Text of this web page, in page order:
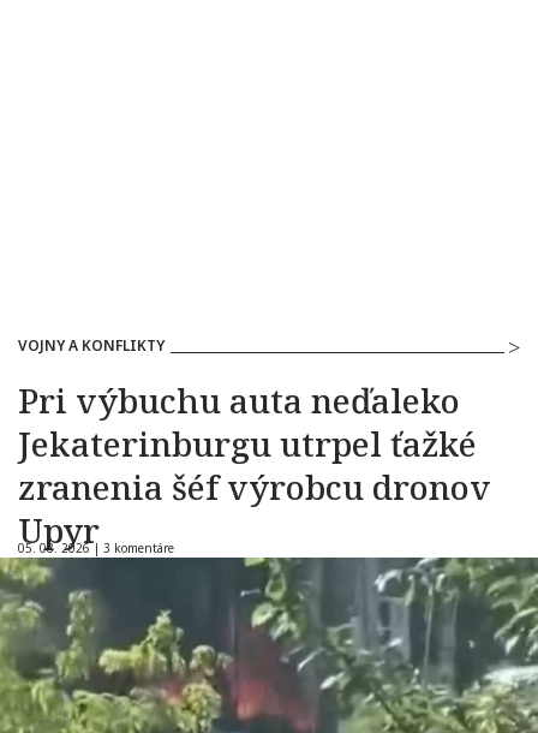
VOJNY A KONFLIKTY
Pri výbuchu auta neďaleko
Jekaterinburgu utrpel ťažké
zranenia šéf výrobcu dronov
Upyr
05. 08. 2026 | 3 komentáre